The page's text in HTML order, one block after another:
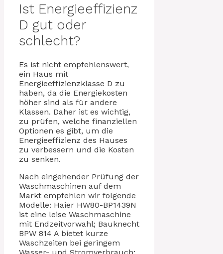
Ist Energieeffizienz
D gut oder
schlecht?
Es ist nicht empfehlenswert,
ein Haus mit
Energieeffizienzklasse D zu
haben, da die Energiekosten
höher sind als für andere
Klassen. Daher ist es wichtig,
zu prüfen, welche finanziellen
Optionen es gibt, um die
Energieeffizienz des Hauses
zu verbessern und die Kosten
zu senken.
Nach eingehender Prüfung der
Waschmaschinen auf dem
Markt empfehlen wir folgende
Modelle: Haier HW80-BP1439N
ist eine leise Waschmaschine
mit Endzeitvorwahl; Bauknecht
BPW 814 A bietet kurze
Waschzeiten bei geringem